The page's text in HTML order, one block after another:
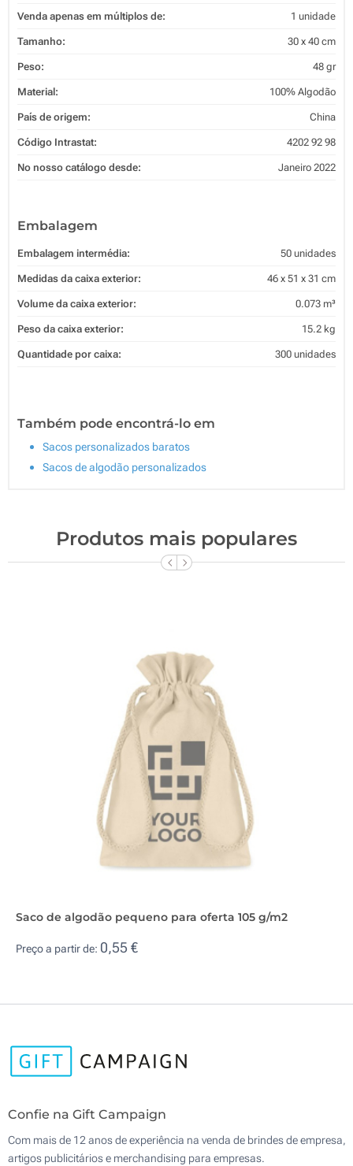
Venda apenas em múltiplos de: 1 unidade
Tamanho: 30 x 40 cm
Peso: 48 gr
Material: 100% Algodão
País de origem: China
Código Intrastat: 4202 92 98
No nosso catálogo desde: Janeiro 2022
Embalagem
Embalagem intermédia: 50 unidades
Medidas da caixa exterior: 46 x 51 x 31 cm
Volume da caixa exterior: 0.073 m³
Peso da caixa exterior: 15.2 kg
Quantidade por caixa: 300 unidades
Também pode encontrá-lo em
Sacos personalizados baratos
Sacos de algodão personalizados
Produtos mais populares
Saco de algodão pequeno para oferta 105 g/m2
Preço a partir de: 0,55 €
Confie na Gift Campaign
Com mais de 12 anos de experiência na venda de brindes de empresa,
artigos publicitários e merchandising para empresas.